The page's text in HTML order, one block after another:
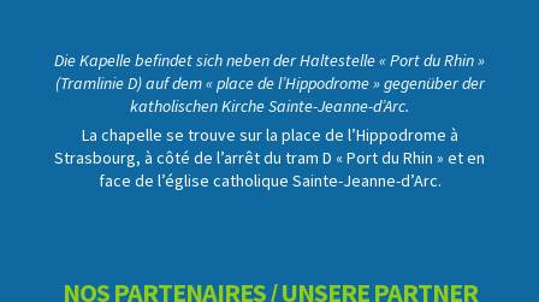
Die Kapelle befindet sich neben der Haltestelle « Port du Rhin »
(Tramlinie D) auf dem « place de l’Hippodrome » gegenüber der
katholischen Kirche Sainte-Jeanne-d’Arc.
La chapelle se trouve sur la place de l’Hippodrome à
Strasbourg, à côté de l’arrêt du tram D « Port du Rhin » et en
face de l’église catholique Sainte-Jeanne-d’Arc.
NOS PARTENAIRES / UNSERE PARTNER